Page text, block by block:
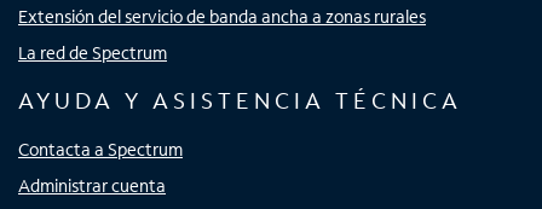
Extensión del servicio de banda ancha a zonas rurales
La red de Spectrum
AYUDA Y ASISTENCIA TÉCNICA
Contacta a Spectrum
Administrar cuenta